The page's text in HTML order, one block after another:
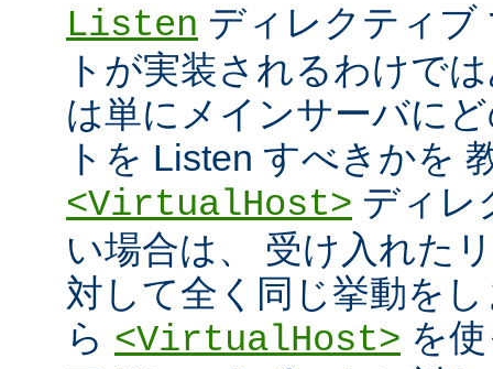
Listen ディレクティブ
トが実装されるわけで
は単にメインサーバに
トを Listen すべきかを
<VirtualHost> ディレ
い場合は、 受け入れた
対して全く同じ挙動を
ら <VirtualHost> を